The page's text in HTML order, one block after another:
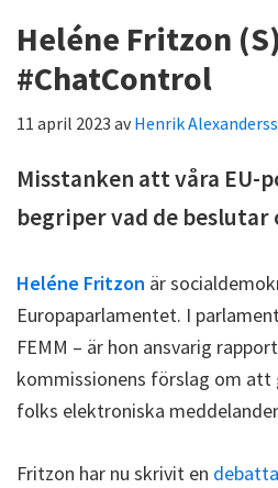
Heléne Fritzon
#ChatControl
11 april 2023 avHenrik
Misstanken att våra
begriper vad de beslutar
Heléne Fritzon är
Europaparlamentet. I
FEMM – är hon ansvarig
kommissionens förslag om att
folks elektroniska
Fritzon har nu skrivit en